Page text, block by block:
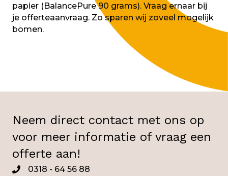
papier (BalancePure 90 grams). Vraag ernaar bij
je offerteaanvraag. Zo sparen wij zoveel mogelijk
bomen.
Neem direct contact met ons op
voor meer informatie of vraag een
offerte aan!
03450318 - 64 56 88